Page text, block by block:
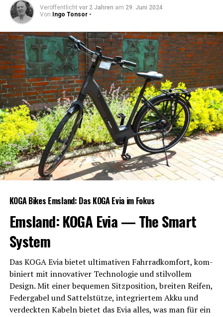
Veröffentlicht vor 2 Jahren am 29. Juni 2024
Von
Ingo Tonsor -
KOGA Bikes Ems­land: Das KOGA Evia im Fokus
Ems­land: KOGA Evia — The Smart
System
Das KOGA Evia bie­tet ulti­ma­ti­ven Fahr­rad­kom­fort, kom­
bi­niert mit inno­va­ti­ver Tech­no­lo­gie und stil­vol­lem
Design. Mit einer beque­men Sitz­po­si­ti­on, brei­ten Rei­fen,
Feder­ga­bel und Sat­tel­stüt­ze, inte­grier­tem Akku und
ver­deck­ten Kabeln bie­tet das Evia alles, was man für ein